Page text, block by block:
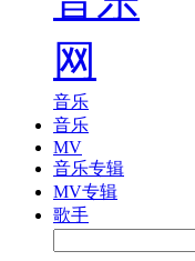
音乐
音乐
MV
音乐专辑
MV专辑
歌手